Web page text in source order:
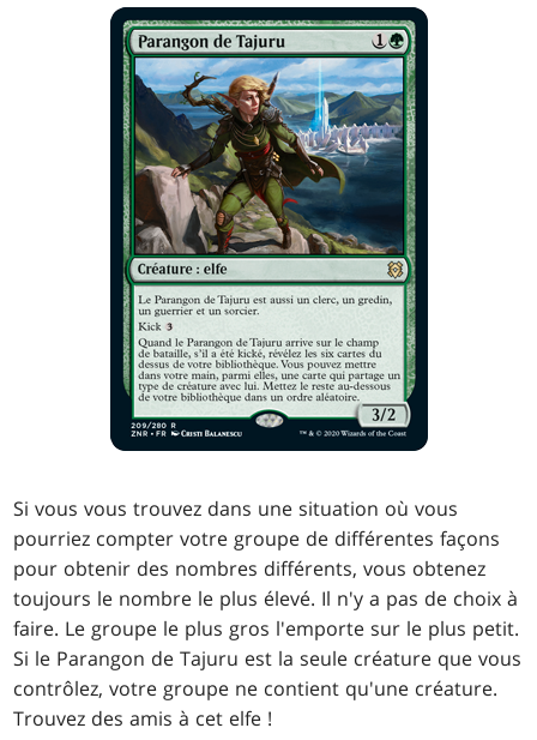
Si vous vous trouvez dans une situation où vous
pourriez compter votre groupe de différentes façons
pour obtenir des nombres différents, vous obtenez
toujours le nombre le plus élevé. Il n'y a pas de choix à
faire. Le groupe le plus gros l'emporte sur le plus petit.
Si le Parangon de Tajuru est la seule créature que vous
contrôlez, votre groupe ne contient qu'une créature.
Trouvez des amis à cet elfe !